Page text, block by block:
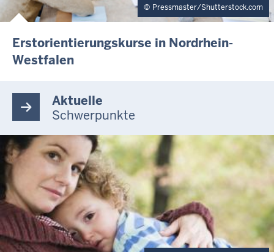
Pressmaster/Shutterstock.com
Erstorientierungskurse in Nordrhein-
Westfalen
Aktuelle
Schwerpunkte